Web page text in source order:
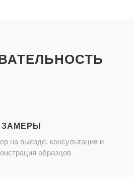
ЗАМЕРЫ
на выезде, консультация и
образцов